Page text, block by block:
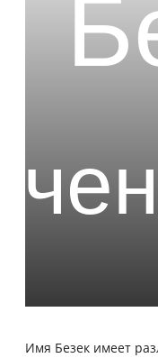
Имя Безек имеет